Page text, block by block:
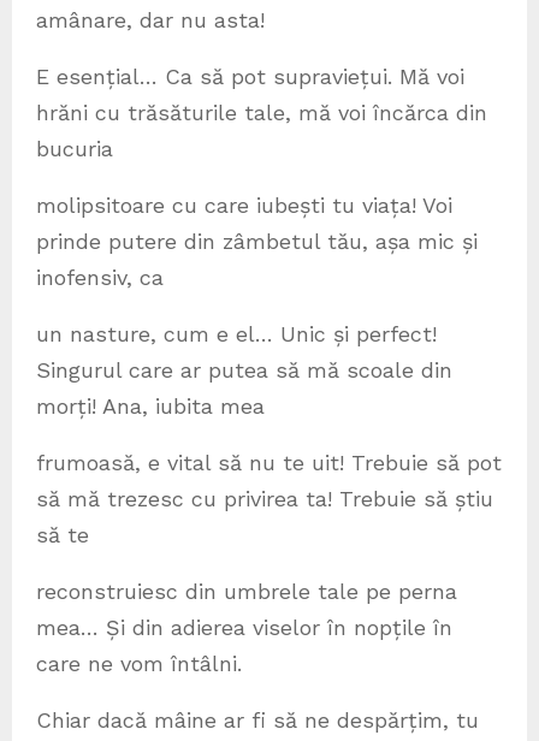
amânare, dar nu asta!
E esențial… Ca să pot supraviețui. Mă voi
hrăni cu trăsăturile tale, mă voi încărca din
bucuria
molipsitoare cu care iubești tu viața! Voi
prinde putere din zâmbetul tău, așa mic și
inofensiv, ca
un nasture, cum e el… Unic și perfect!
Singurul care ar putea să mă scoale din
morți! Ana, iubita mea
frumoasă, e vital să nu te uit! Trebuie să pot
să mă trezesc cu privirea ta! Trebuie să știu
să te
reconstruiesc din umbrele tale pe perna
mea… Și din adierea viselor în nopțile în
care ne vom întâlni.
Chiar dacă mâine ar fi să ne despărțim, tu